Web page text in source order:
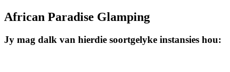
African Paradise Glamping
Jy mag dalk van hierdie soortgelyke instansies hou: